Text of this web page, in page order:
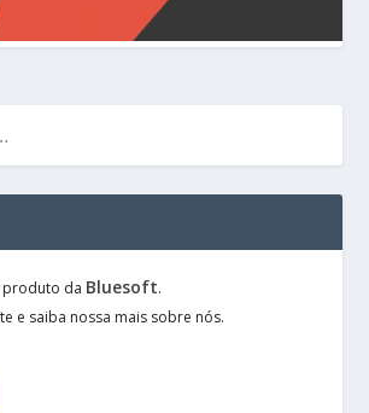
produto da Bluesoft.
e saiba nossa mais sobre nós.